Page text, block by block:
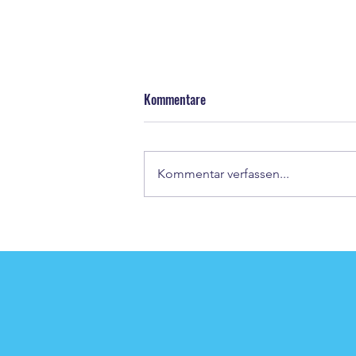
Abschied von Lucas
Kommentare
Kommentar verfassen...